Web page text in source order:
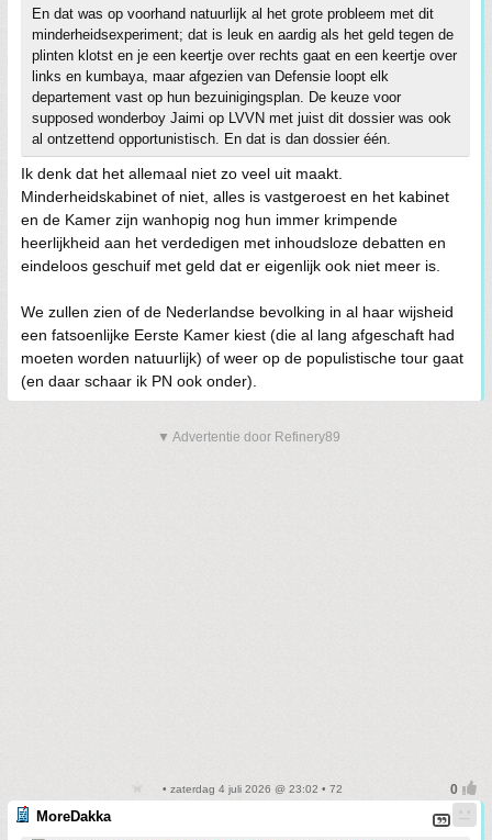
En dat was op voorhand natuurlijk al het grote probleem met dit
minderheidsexperiment; dat is leuk en aardig als het geld tegen de
plinten klotst en je een keertje over rechts gaat en een keertje over
links en kumbaya, maar afgezien van Defensie loopt elk
departement vast op hun bezuinigingsplan. De keuze voor
supposed wonderboy Jaimi op LVVN met juist dit dossier was ook
al ontzettend opportunistisch. En dat is dan dossier één.
Ik denk dat het allemaal niet zo veel uit maakt.
Minderheidskabinet of niet, alles is vastgeroest en het kabinet
en de Kamer zijn wanhopig nog hun immer krimpende
heerlijkheid aan het verdedigen met inhoudsloze debatten en
eindeloos geschuif met geld dat er eigenlijk ook niet meer is.
We zullen zien of de Nederlandse bevolking in al haar wijsheid
een fatsoenlijke Eerste Kamer kiest (die al lang afgeschaft had
moeten worden natuurlijk) of weer op de populistische tour gaat
(en daar schaar ik PN ook onder).
▼ Advertentie door Refinery89
• zaterdag 4 juli 2026 @ 23:02 • 72
MoreDakka